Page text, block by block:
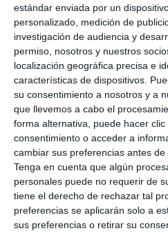
estándar enviada por un
personalizado, medición de
investigación de audiencia y
permiso, nosotros y nuestros
localización geográfica precisa e
características de dispositivos.
su consentimiento a nosotros y a
que llevemos a cabo el
forma alternativa, puede hacer
consentimiento o acceder a
cambiar sus preferencias antes
Tenga en cuenta que algún
personales puede no requerir de
tiene el derecho de rechazar tal
preferencias se aplicarán solo a
sus preferencias o retirar su